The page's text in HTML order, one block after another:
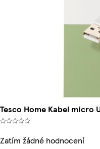
Tesco Home Kabel micro
Zatím žádné hodnocení